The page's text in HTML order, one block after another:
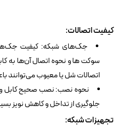
کیفیت اتصالات:
جک‌های شبکه: کیفیت
سوکت ها و نحوه اتصال آن‌ها به
اتصالات شل یا معیوب می‌توانند
نحوه نصب: نصب صحیح کابل و
جلوگیری از تداخل و کاهش نویز
تجهیزات شبکه: